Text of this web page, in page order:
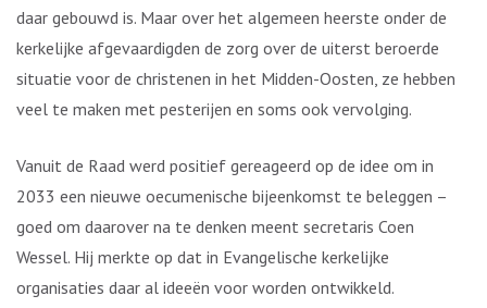
daar gebouwd is. Maar over het algemeen heerste onder de
kerkelijke afgevaardigden de zorg over de uiterst beroerde
situatie voor de christenen in het Midden-Oosten, ze hebben
veel te maken met pesterijen en soms ook vervolging.
Vanuit de Raad werd positief gereageerd op de idee om in
2033 een nieuwe oecumenische bijeenkomst te beleggen –
goed om daarover na te denken meent secretaris Coen
Wessel. Hij merkte op dat in Evangelische kerkelijke
organisaties daar al ideeën voor worden ontwikkeld.